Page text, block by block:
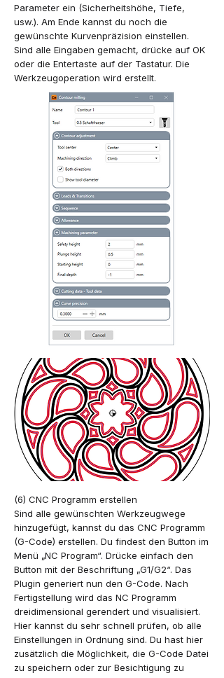
Parameter ein (Sicherheitshöhe, Tiefe,
usw.). Am Ende kannst du noch die
gewünschte Kurvenpräzision einstellen.
Sind alle Eingaben gemacht, drücke auf OK
oder die Entertaste auf der Tastatur. Die
Werkzeugoperation wird erstellt.
(6) CNC Programm erstellen
Sind alle gewünschten Werkzeugwege
hinzugefügt, kannst du das CNC Programm
(G-Code) erstellen. Du findest den Button im
Menü „NC Program“. Drücke einfach den
Button mit der Beschriftung „G1/G2“. Das
Plugin generiert nun den G-Code. Nach
Fertigstellung wird das NC Programm
dreidimensional gerendert und visualisiert.
Hier kannst du sehr schnell prüfen, ob alle
Einstellungen in Ordnung sind. Du hast hier
zusätzlich die Möglichkeit, die G-Code Datei
zu speichern oder zur Besichtigung zu